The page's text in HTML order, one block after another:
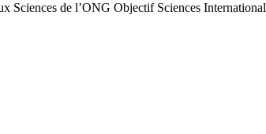
Sciences de l’ONG Objectif Sciences International